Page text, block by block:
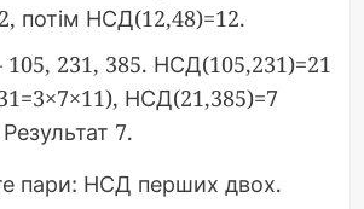
потім НСД(12,48)=12.
231, 385. НСД(105,231)=21
НСД(21,385)=7
7.
пари: НСД перших двох.